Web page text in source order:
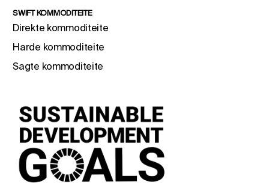
SWIFT KOMMODITEITE
Direkte kommoditeite
Harde kommoditeite
Sagte kommoditeite